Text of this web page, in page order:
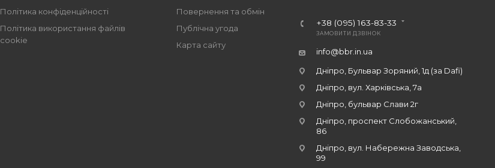
Політика конфіденційності
Політика використання файлів
cookie
Повернення та обмін
Публічна угода
Карта сайту
+38 (095) 163-83-33
ЗАМОВИТИ ДЗВІНОК
info@bbr.in.ua
Дніпро, Бульвар Зоряний, 1д (за Dafi)
Дніпро, вул. Харківська, 7а
Дніпро, бульвар Слави 2г
Дніпро, проспект Слобожанський,
86
Дніпро, вул. Набережна Заводська,
99